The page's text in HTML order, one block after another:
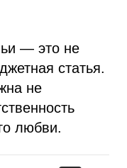
— это не
статья.
не
любви.